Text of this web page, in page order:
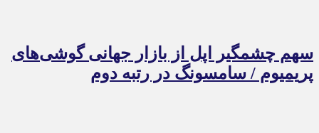
سهم چشمگیر اپل از بازار جهانی گوشی‌های
پریمیوم / سامسونگ در رتبه دوم